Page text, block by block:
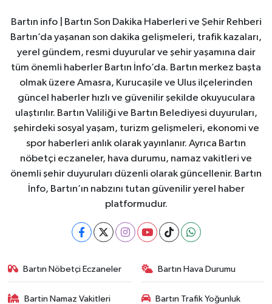
Bartın info | Bartın Son Dakika Haberleri ve Şehir Rehberi
Bartın’da yaşanan son dakika gelişmeleri, trafik kazaları,
yerel gündem, resmi duyurular ve şehir yaşamına dair
tüm önemli haberler Bartın İnfo’da. Bartın merkez başta
olmak üzere Amasra, Kurucaşile ve Ulus ilçelerinden
güncel haberler hızlı ve güvenilir şekilde okuyuculara
ulaştırılır. Bartın Valiliği ve Bartın Belediyesi duyuruları,
şehirdeki sosyal yaşam, turizm gelişmeleri, ekonomi ve
spor haberleri anlık olarak yayınlanır. Ayrıca Bartın
nöbetçi eczaneler, hava durumu, namaz vakitleri ve
önemli şehir duyuruları düzenli olarak güncellenir. Bartın
İnfo, Bartın’ın nabzını tutan güvenilir yerel haber
platformudur.
Bartın Nöbetçi Eczaneler Bartın Hava Durumu
Bartin Namaz Vakitleri
Bartın Trafik Yoğunluk